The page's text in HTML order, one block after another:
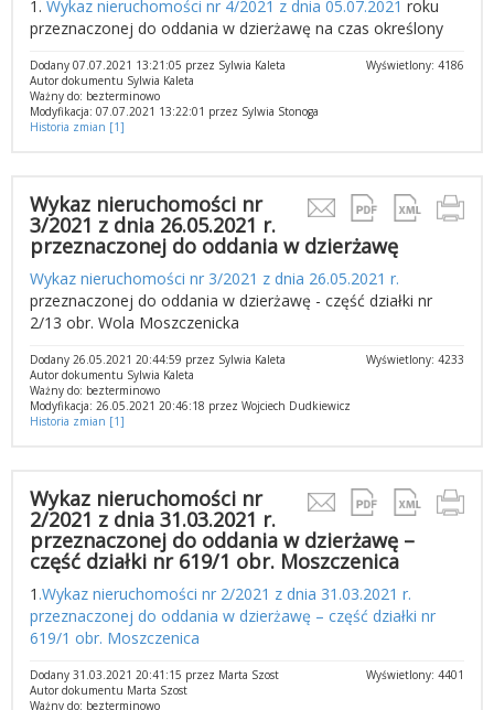
1. Wykaz nieruchomości nr 4/2021 z dnia 05.07.2021 roku
przeznaczonej do oddania w dzierżawę na czas określony
Wyświetlony: 4186
Dodany 07.07.2021 13:21:05 przez Sylwia Kaleta
Autor dokumentu Sylwia Kaleta
Ważny do: bezterminowo
Modyfikacja: 07.07.2021 13:22:01 przez Sylwia Stonoga
Historia zmian [1]
Wykaz nieruchomości nr
3/2021 z dnia 26.05.2021 r.
przeznaczonej do oddania w dzierżawę
Wykaz nieruchomości nr 3/2021 z dnia 26.05.2021 r.
przeznaczonej do oddania w dzierżawę - część działki nr
2/13 obr. Wola Moszczenicka
Wyświetlony: 4233
Dodany 26.05.2021 20:44:59 przez Sylwia Kaleta
Autor dokumentu Sylwia Kaleta
Ważny do: bezterminowo
Modyfikacja: 26.05.2021 20:46:18 przez Wojciech Dudkiewicz
Historia zmian [1]
Wykaz nieruchomości nr
2/2021 z dnia 31.03.2021 r.
przeznaczonej do oddania w dzierżawę –
część działki nr 619/1 obr. Moszczenica
1 .Wykaz nieruchomości nr 2/2021 z dnia 31.03.2021 r.
przeznaczonej do oddania w dzierżawę – część działki nr
619/1 obr. Moszczenica
Wyświetlony: 4401
Dodany 31.03.2021 20:41:15 przez Marta Szost
Autor dokumentu Marta Szost
Ważny do: bezterminowo